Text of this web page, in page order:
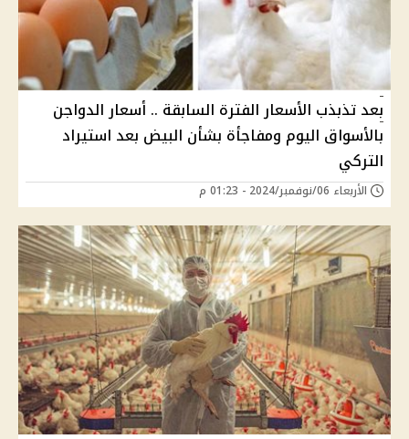
بعد تذبذب الأسعار الفترة السابقة .. أسعار الدواجن
بالأسواق اليوم ومفاجأة بشأن البيض بعد استيراد
التركي
الأربعاء 06/نوفمبر/2024 - 01:23 م